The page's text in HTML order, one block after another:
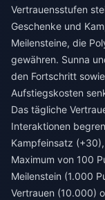
Vertrauensstufen
Geschenke und
Meilensteine, die
gewähren. Sunna
den Fortschritt
Aufstiegskosten
Das tägliche
Interaktionen
Kampfeinsatz
Maximum von 100
Meilenstein (1.000
Vertrauen (10.000)